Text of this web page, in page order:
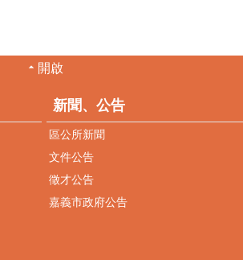
開啟
新聞、公告
區公所新聞
文件公告
徵才公告
嘉義市政府公告